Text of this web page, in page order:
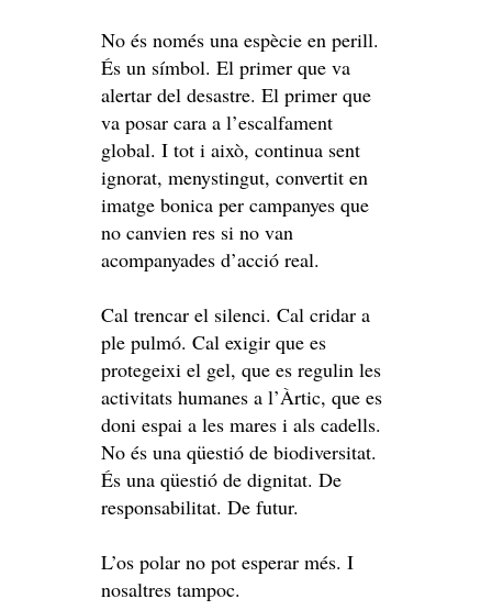
No és només una espècie en perill.
És un símbol. El primer que va
alertar del desastre. El primer que
va posar cara a l’escalfament
global. I tot i això, continua sent
ignorat, menystingut, convertit en
imatge bonica per campanyes que
no canvien res si no van
acompanyades d’acció real.
Cal trencar el silenci. Cal cridar a
ple pulmó. Cal exigir que es
protegeixi el gel, que es regulin les
activitats humanes a l’Àrtic, que es
doni espai a les mares i als cadells.
No és una qüestió de biodiversitat.
És una qüestió de dignitat. De
responsabilitat. De futur.
L’os polar no pot esperar més. I
nosaltres tampoc.